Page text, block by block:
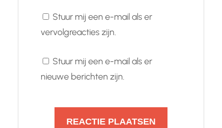
Stuur mij een e-mail als er
vervolgreacties zijn.
Stuur mij een e-mail als er
nieuwe berichten zijn.